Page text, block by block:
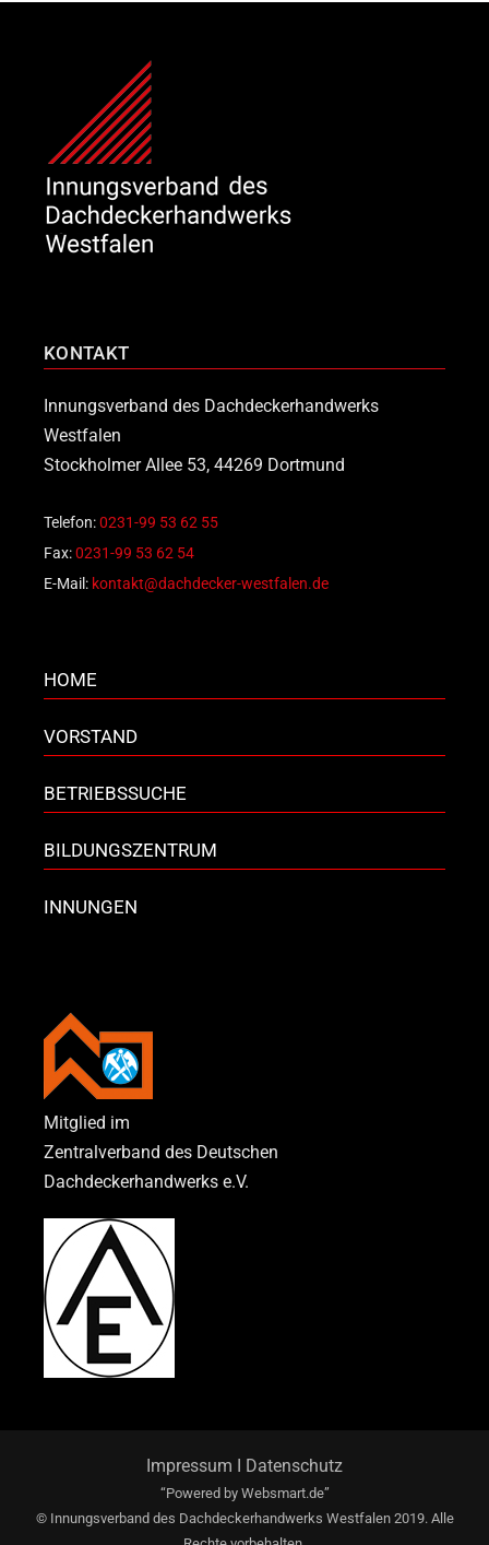
KONTAKT
Innungsverband des Dachdeckerhandwerks
Westfalen
Stockholmer Allee 53, 44269 Dortmund
Telefon:0231-99 53 62 55
Fax:0231-99 53 62 54
E-Mail: kontakt@dachdecker-westfalen.de
HOME
VORSTAND
BETRIEBSSUCHE
BILDUNGSZENTRUM
INNUNGEN
Mitglied im
Zentralverband des Deutschen
Dachdeckerhandwerks e.V.
© Innungsverband des Dachdeckerhandwerks Westfalen 2019. Alle
Impressum I Datenschutz
“Powered by Websmart.de”